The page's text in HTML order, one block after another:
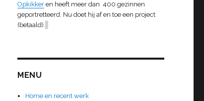
Opkikkeren heeft meer dan 400 gezinnen
geportretteerd. Nu doet hij af en toe een project
(betaald).
MENU
Home en recent werk